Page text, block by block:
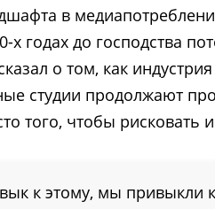
в
х годах до господства
о том, как
студии продолжают
того, чтобы рисковать
к этому, мы привыкли к